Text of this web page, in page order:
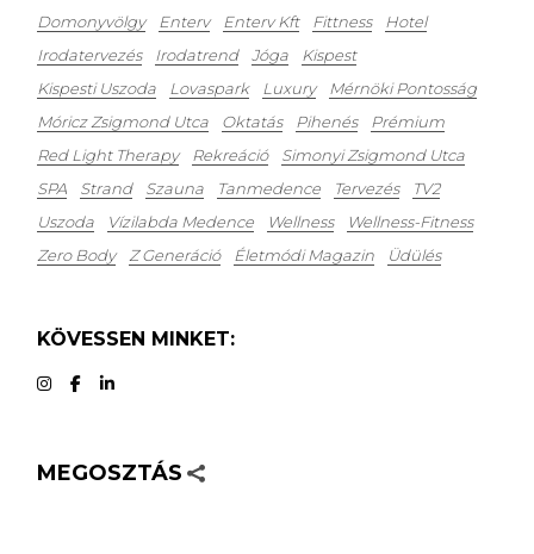
Domonyvölgy
Enterv Enterv Kft Fittness
Hotel
Irodatervezés
Irodatrend Jóga
Kispest
Kispesti Uszoda
Lovaspark Luxury
Mérnöki Pontosság
Móricz Zsigmond Utca
Oktatás Pihenés
Prémium
Red Light Therapy
Rekreáció
Simonyi Zsigmond Utca
SPA
Strand Szauna Tanmedence Tervezés
TV2
Uszoda
Vízilabda Medence Wellness
Wellness-Fitness
Zero Body
Z Generáció Életmódi Magazin Üdülés
KÖVESSEN MINKET:
MEGOSZTÁS